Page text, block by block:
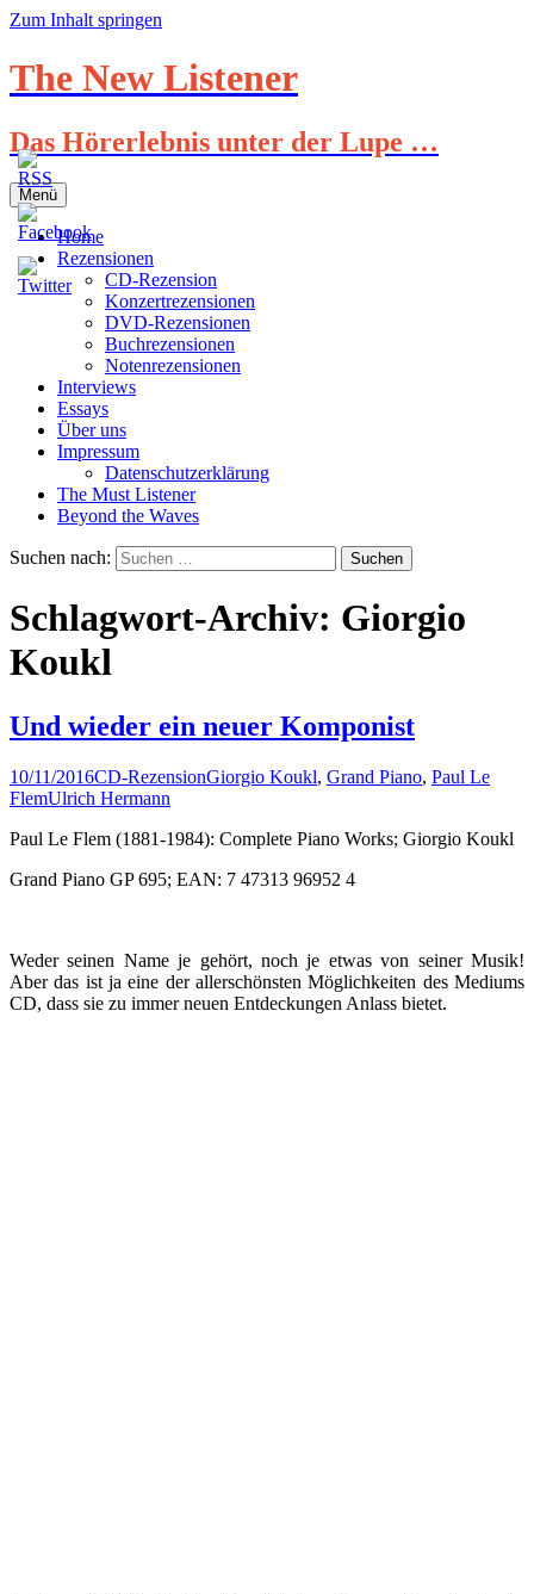
Zum Inhalt springen
The New Listener
Das Hörerlebnis unter der Lupe …
Menü
Home
Rezensionen
CD-Rezension
Konzertrezensionen
DVD-Rezensionen
Buchrezensionen
Notenrezensionen
Interviews
Essays
Über uns
Impressum
Datenschutzerklärung
The Must Listener
Beyond the Waves
Suchen nach:
Schlagwort-Archiv: Giorgio
Koukl
Und wieder ein neuer Komponist
10/11/2016CD-RezensionGiorgio Koukl, Grand Piano, Paul Le
FlemUlrich Hermann
Paul Le Flem (1881-1984): Complete Piano Works; Giorgio Koukl
Grand Piano GP 695; EAN: 7 47313 96952 4
Weder seinen Name je gehört, noch je etwas von seiner Musik!
Aber das ist ja eine der allerschönsten Möglichkeiten des Mediums
CD, dass sie zu immer neuen Entdeckungen Anlass bietet.